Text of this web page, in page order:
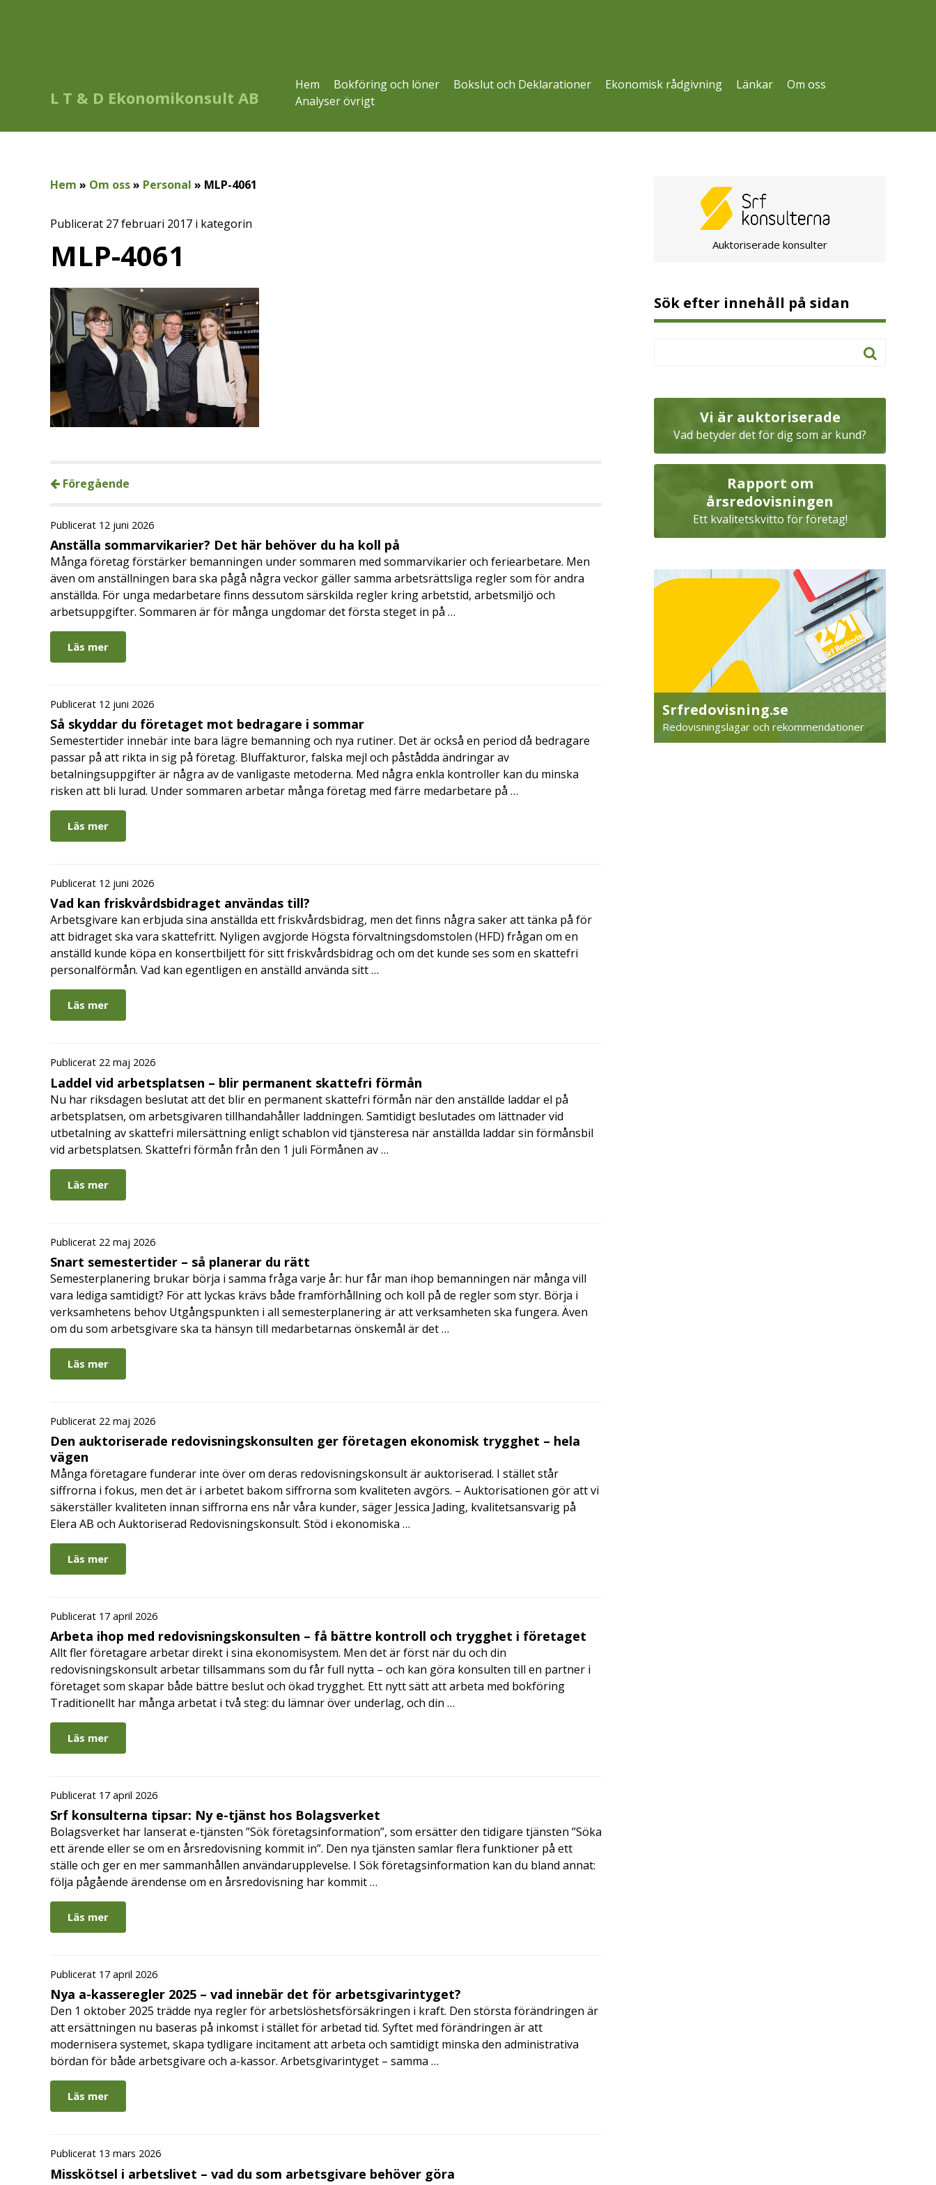
L T & D Ekonomikonsult AB
Hem Bokföring och löner Bokslut och Deklarationer Ekonomisk rådgivning Länkar
Om oss
Analyser övrigt
Hem » Om oss» Personal » MLP-4061
Publicerat 27 februari 2017 i kategorin
MLP-4061
Föregående
Publicerat 12 juni 2026
Anställa sommarvikarier? Det här behöver du ha koll på
Många företag förstärker bemanningen under sommaren med sommarvikarier och feriearbetare. Men
även om anställningen bara ska pågå några veckor gäller samma arbetsrättsliga regler som för andra
anställda. För unga medarbetare finns dessutom särskilda regler kring arbetstid, arbetsmiljö och
arbetsuppgifter. Sommaren är för många ungdomar det första steget in på …
Läs mer
Publicerat 12 juni 2026
Så skyddar du företaget mot bedragare i sommar
Semestertider innebär inte bara lägre bemanning och nya rutiner. Det är också en period då bedragare
passar på att rikta in sig på företag. Bluffakturor, falska mejl och påstådda ändringar av
betalningsuppgifter är några av de vanligaste metoderna. Med några enkla kontroller kan du minska
risken att bli lurad. Under sommaren arbetar många företag med färre medarbetare på …
Läs mer
Publicerat 12 juni 2026
Vad kan friskvårdsbidraget användas till?
Arbetsgivare kan erbjuda sina anställda ett friskvårdsbidrag, men det finns några saker att tänka på för
att bidraget ska vara skattefritt. Nyligen avgjorde Högsta förvaltningsdomstolen (HFD) frågan om en
anställd kunde köpa en konsertbiljett för sitt friskvårdsbidrag och om det kunde ses som en skattefri
personalförmån. Vad kan egentligen en anställd använda sitt …
Läs mer
Publicerat 22 maj 2026
Laddel vid arbetsplatsen – blir permanent skattefri förmån
Nu har riksdagen beslutat att det blir en permanent skattefri förmån när den anställde laddar el på
arbetsplatsen, om arbetsgivaren tillhandahåller laddningen. Samtidigt beslutades om lättnader vid
utbetalning av skattefri milersättning enligt schablon vid tjänsteresa när anställda laddar sin förmånsbil
vid arbetsplatsen. Skattefri förmån från den 1 juli Förmånen av …
Läs mer
Publicerat 22 maj 2026
Snart semestertider – så planerar du rätt
Semesterplanering brukar börja i samma fråga varje år: hur får man ihop bemanningen när många vill
vara lediga samtidigt? För att lyckas krävs både framförhållning och koll på de regler som styr. Börja i
verksamhetens behov Utgångspunkten i all semesterplanering är att verksamheten ska fungera. Även
om du som arbetsgivare ska ta hänsyn till medarbetarnas önskemål är det …
Läs mer
Publicerat 22 maj 2026
Den auktoriserade redovisningskonsulten ger företagen ekonomisk trygghet – hela
vägen
Många företagare funderar inte över om deras redovisningskonsult är auktoriserad. I stället står
siffrorna i fokus, men det är i arbetet bakom siffrorna som kvaliteten avgörs. – Auktorisationen gör att vi
säkerställer kvaliteten innan siffrorna ens når våra kunder, säger Jessica Jading, kvalitetsansvarig på
Elera AB och Auktoriserad Redovisningskonsult. Stöd i ekonomiska …
Läs mer
Publicerat 17 april 2026
Arbeta ihop med redovisningskonsulten – få bättre kontroll och trygghet i företaget
Allt fler företagare arbetar direkt i sina ekonomisystem. Men det är först när du och din
redovisningskonsult arbetar tillsammans som du får full nytta – och kan göra konsulten till en partner i
företaget som skapar både bättre beslut och ökad trygghet. Ett nytt sätt att arbeta med bokföring
Traditionellt har många arbetat i två steg: du lämnar över underlag, och din …
Läs mer
Publicerat 17 april 2026
Srf konsulterna tipsar: Ny e-tjänst hos Bolagsverket
Bolagsverket har lanserat e-tjänsten ”Sök företagsinformation”, som ersätter den tidigare tjänsten ”Söka
ett ärende eller se om en årsredovisning kommit in”. Den nya tjänsten samlar flera funktioner på ett
ställe och ger en mer sammanhållen användarupplevelse. I Sök företagsinformation kan du bland annat:
följa pågående ärendense om en årsredovisning har kommit …
Läs mer
Publicerat 17 april 2026
Nya a-kasseregler 2025 – vad innebär det för arbetsgivarintyget?
Den 1 oktober 2025 trädde nya regler för arbetslöshetsförsäkringen i kraft. Den största förändringen är
att ersättningen nu baseras på inkomst i stället för arbetad tid. Syftet med förändringen är att
modernisera systemet, skapa tydligare incitament att arbeta och samtidigt minska den administrativa
bördan för både arbetsgivare och a-kassor. Arbetsgivarintyget – samma …
Läs mer
Publicerat 13 mars 2026
Misskötsel i arbetslivet – vad du som arbetsgivare behöver göra
Auktoriserade konsulter
Sök efter innehåll på sidan
Vi är auktoriserade
Vad betyder det för dig som är kund?
Rapport om
årsredovisningen
Ett kvalitetskvitto för företag!
Srfredovisning.se
Redovisningslagar och rekommendationer